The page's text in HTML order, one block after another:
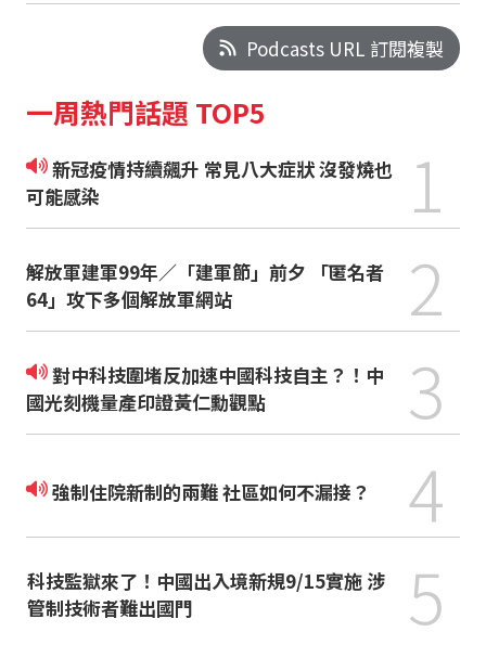
Podcasts URL 訂閱複製
一周熱門話題 TOP5
新冠疫情持續飆升 常見八大症狀 沒發燒也
可能感染
1
解放軍建軍99年／「建軍節」前夕 「匿名者
64」攻下多個解放軍網站
2
對中科技圍堵反加速中國科技自主？！中
國光刻機量產印證黃仁勳觀點
3
強制住院新制的兩難 社區如何不漏接？ 4
科技監獄來了！中國出入境新規9/15實施 涉
管制技術者難出國門
5